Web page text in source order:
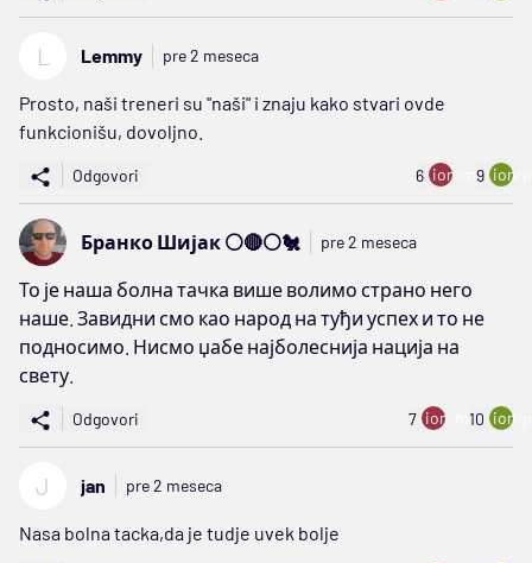
L Lemmy pre 2 meseca
Prosto, naši treneri su "naši" i znaju kako stvari ovde
funkcionišu, dovoljno.
Odgovori 6 ion:minus
9
Бранко Шијак ⚪️🔴⚪️🐔 pre 2 meseca
То је наша болна тачка више волимо страно него
наше. Завидни смо као народ на туђи успех и то не
подносимо. Нисмо џабе најболеснија нација на
свету.
Odgovori 7 ion:minus
10
J jan pre 2 meseca
Nasa bolna tacka,da je tudje uvek bolje